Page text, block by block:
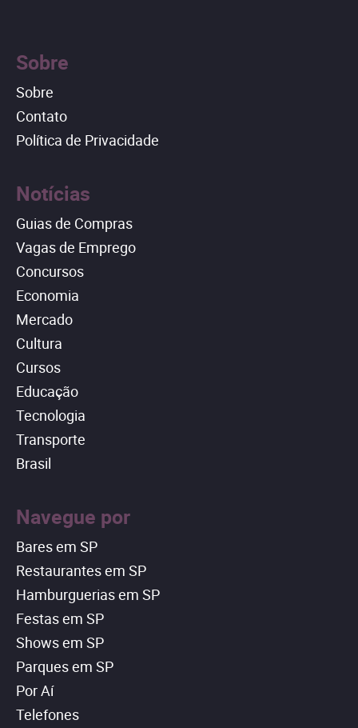
Sobre
Sobre
Contato
Política de Privacidade
Notícias
Guias de Compras
Vagas de Emprego
Concursos
Economia
Mercado
Cultura
Cursos
Educação
Tecnologia
Transporte
Brasil
Navegue por
Bares em SP
Restaurantes em SP
Hamburguerias em SP
Festas em SP
Shows em SP
Parques em SP
Por Aí
Telefones